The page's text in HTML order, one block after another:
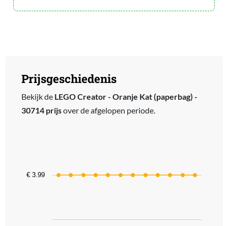
Prijsgeschiedenis
Bekijk de LEGO Creator - Oranje Kat (paperbag) -
30714 prijsover de afgelopen periode.
The chart has 1 Y axis displaying values. Data ranges from 3.99 to
€ 3.99